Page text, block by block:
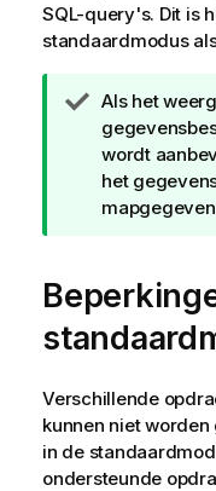
SQL-query's. Dit is
standaardmodus
T
i
p
Als het
wordt
het
Verschillende
kunnen niet
in de
ondersteunde